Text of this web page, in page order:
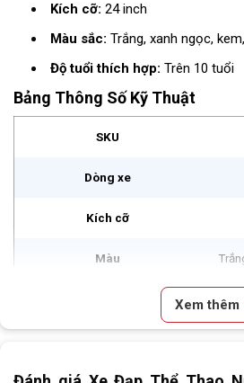
Video Review & Đánh Giá Xe Đạp
Kích cỡ: 24 inch
Màu sắc: Trắng, xanh ngọc,
Độ tuổi thích hợp: Trên 10 tuổi
Bảng Thông Số Kỹ Thuật
SKU
Dòng xe
Kích cỡ
Màu
Tay lái
Xem thêm